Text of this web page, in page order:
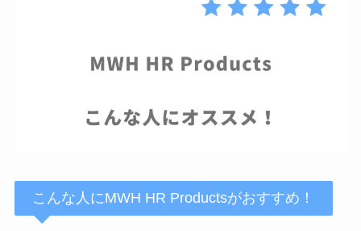
こんな人にMWH HR Productsがおすすめ！